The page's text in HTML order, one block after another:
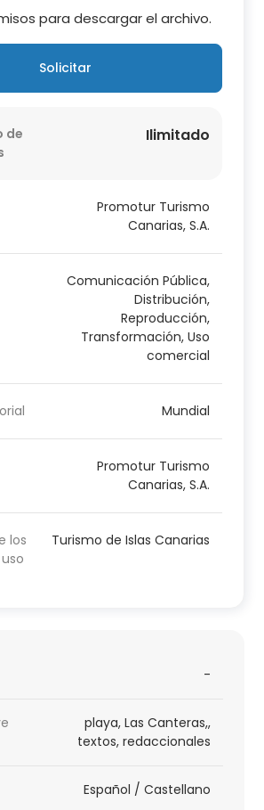
para descargar el archivo.
Solicitar
de
Ilimitado
Promotur Turismo
Canarias, S.A.
Comunicación Pública,
Distribución,
Reproducción,
Transformación, Uso
comercial
Mundial
Promotur Turismo
Canarias, S.A.
los
Turismo de Islas Canarias
-
playa, Las Canteras,,
textos, redaccionales
Español / Castellano